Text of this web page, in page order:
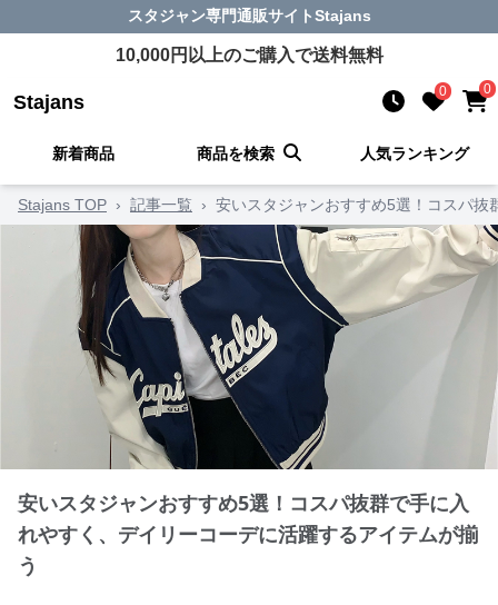
スタジャン専門通販サイトStajans
10,000円以上のご購入で送料無料
Stajans 0 0
新着商品 商品を検索 人気ランキング
Stajans TOP › 記事一覧 › 安いスタジャンおすすめ5選！コスパ
安いスタジャンおすすめ5選！コスパ抜群で手に入
れやすく、デイリーコーデに活躍するアイテムが揃
う